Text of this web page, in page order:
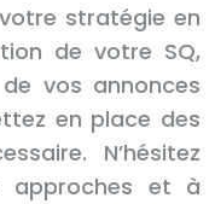
stratégie en
de votre SQ,
vos annonces
en place des
N’hésitez
approches et à